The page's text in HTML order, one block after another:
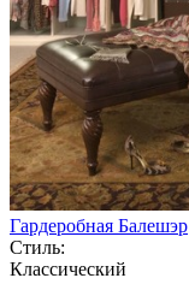
Гардеробная Балешэр
Стиль:
Классический